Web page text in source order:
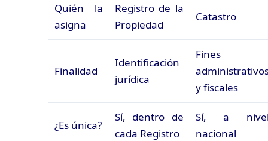
Quién la
asigna
Registro de la
Propiedad
Catastro
Finalidad
Identificación
jurídica
Fines
y fiscales
¿Es única?
Sí, dentro de
cada Registro
Sí, a
nacional